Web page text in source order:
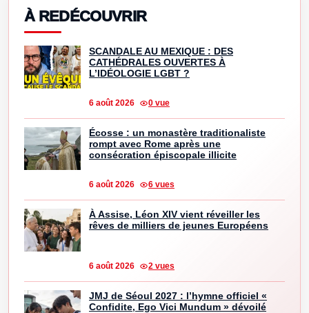
À REDÉCOUVRIR
SCANDALE AU MEXIQUE : DES
CATHÉDRALES OUVERTES À
L’IDÉOLOGIE LGBT ?
6 août 2026 0 vue
Écosse : un monastère traditionaliste
rompt avec Rome après une
consécration épiscopale illicite
6 août 2026 6 vues
À Assise, Léon XIV vient réveiller les
rêves de milliers de jeunes Européens
6 août 2026 2 vues
JMJ de Séoul 2027 : l’hymne officiel «
Confidite, Ego Vici Mundum » dévoilé